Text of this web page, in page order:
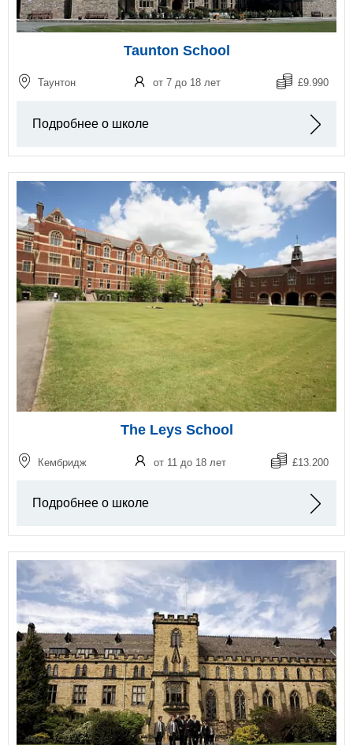
Taunton School
Таунтон от 7 до 18 лет £9.990
Подробнее о школе
The Leys School
Кембридж от 11 до 18 лет £13.200
Подробнее о школе